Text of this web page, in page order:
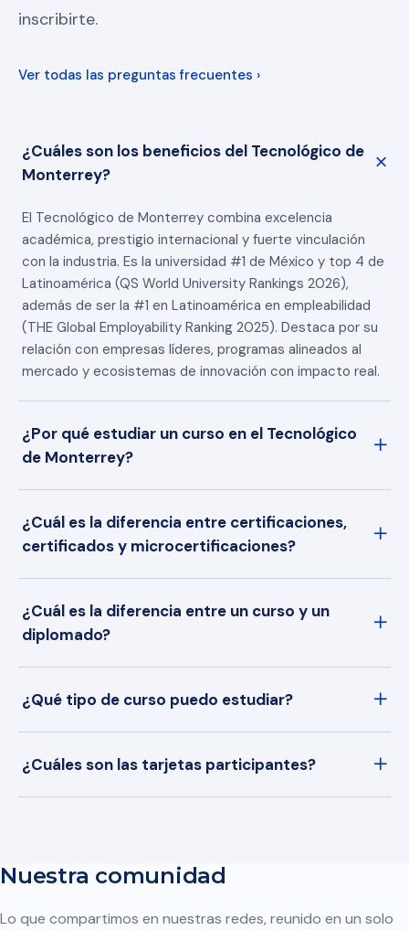
inscribirte.
Ver todas las preguntas frecuentes ›
¿Cuáles son los beneficios del Tecnológico de
Monterrey?
El Tecnológico de Monterrey combina excelencia
académica, prestigio internacional y fuerte vinculación
con la industria. Es la universidad #1 de México y top 4 de
Latinoamérica (QS World University Rankings 2026),
además de ser la #1 en Latinoamérica en empleabilidad
(THE Global Employability Ranking 2025). Destaca por su
relación con empresas líderes, programas alineados al
mercado y ecosistemas de innovación con impacto real.
¿Por qué estudiar un curso en el Tecnológico
de Monterrey?
¿Cuál es la diferencia entre certificaciones,
certificados y microcertificaciones?
¿Cuál es la diferencia entre un curso y un
diplomado?
¿Qué tipo de curso puedo estudiar?
¿Cuáles son las tarjetas participantes?
Nuestra comunidad
Lo que compartimos en nuestras redes, reunido en un solo